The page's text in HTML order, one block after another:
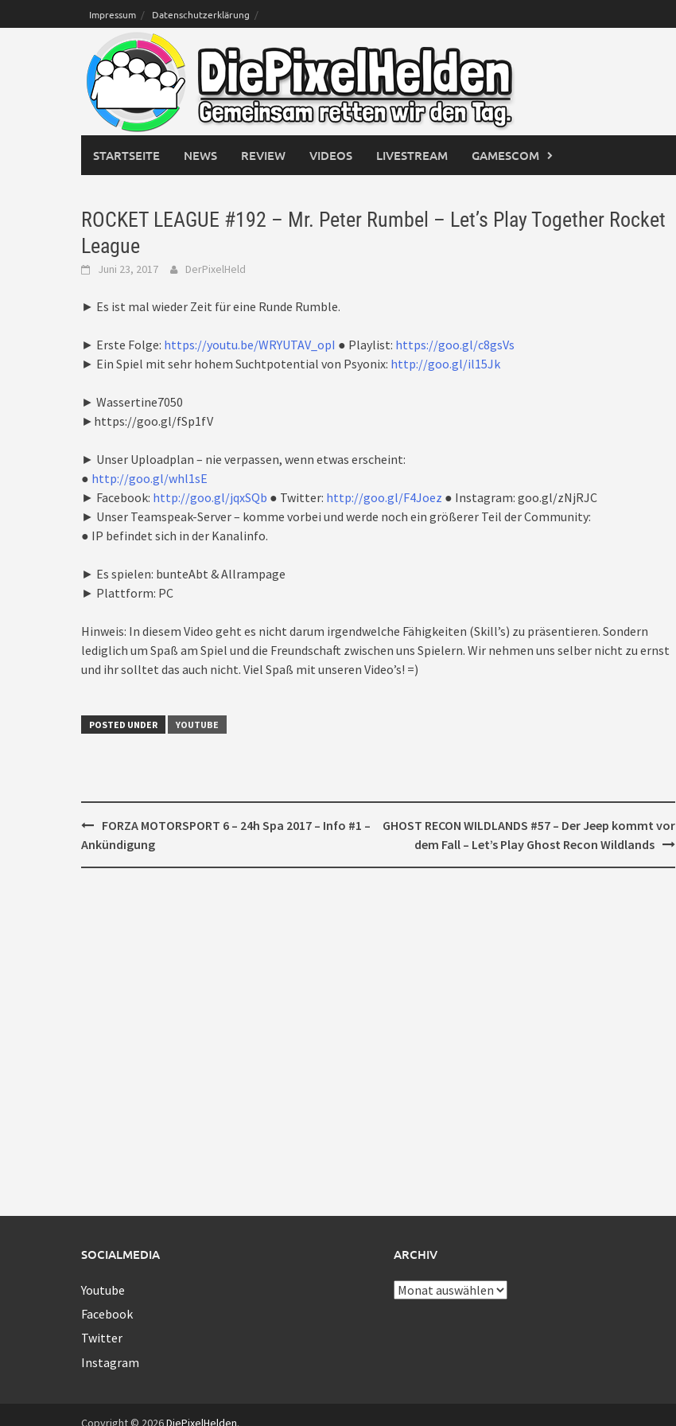
to
Impressum Datenschutzerklärung
STARTSEITE NEWS REVIEW VIDEOS LIVESTREAM GAMESCOM
ROCKET LEAGUE #192 – Mr. Peter Rumbel – Let’s Play Together Rocket
League
Juni 23, 2017 DerPixelHeld
► Es ist mal wieder Zeit für eine Runde Rumble.
► Erste Folge: https://youtu.be/WRYUTAV_opI ● Playlist: https://goo.gl/c8gsVs
► Ein Spiel mit sehr hohem Suchtpotential von Psyonix: http://goo.gl/il15Jk
► Wassertine7050
►https://goo.gl/fSp1fV
► Unser Uploadplan – nie verpassen, wenn etwas erscheint:
● http://goo.gl/whl1sE
► Facebook: http://goo.gl/jqxSQb ● Twitter: http://goo.gl/F4Joez ● Instagram: goo.gl/zNjRJC
► Unser Teamspeak-Server – komme vorbei und werde noch ein größerer Teil der Community:
● IP befindet sich in der Kanalinfo.
► Es spielen: bunteAbt & Allrampage
► Plattform: PC
Hinweis: In diesem Video geht es nicht darum irgendwelche Fähigkeiten (Skill’s) zu präsentieren. Sondern
lediglich um Spaß am Spiel und die Freundschaft zwischen uns Spielern. Wir nehmen uns selber nicht zu ernst
und ihr solltet das auch nicht. Viel Spaß mit unseren Video’s! =)
POSTED UNDER YOUTUBE
Post
navigation
FORZA MOTORSPORT 6 – 24h Spa 2017 – Info #1 –
Ankündigung
GHOST RECON WILDLANDS #57 – Der Jeep kommt vor
dem Fall – Let’s Play Ghost Recon Wildlands
SOCIALMEDIA
Youtube
Facebook
Twitter
Instagram
ARCHIV
Archiv
Copyright © 2026DiePixelHelden.